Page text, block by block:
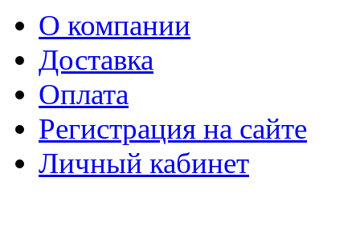
О компании
Доставка
Оплата
Регистрация на сайте
Личный кабинет